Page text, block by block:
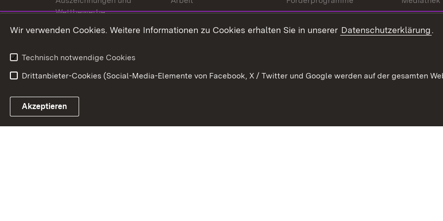
Wettbewerbe
Link zum Landesportal
Wir verwenden Cookies. Weitere Informationen zu Cookies erhalten Sie in unserer Datenschutzerklärung.
Technisch notwendige Cookies
Drittanbieter-Cookies (Social-Media-Elemente von Facebook, X / Twitter und Google werden auf der gesamten
Akzeptieren